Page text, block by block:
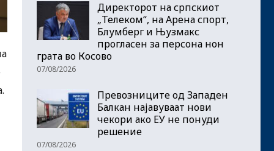
Директорот на српскиот
„Телеком“, на Арена спорт,
Блумберг и Њузмакс
прогласен за персона нон
грата во Косово
07/08/2026
Превозниците од Западен
Балкан најавуваат нови
чекори ако ЕУ не понуди
решение
07/08/2026